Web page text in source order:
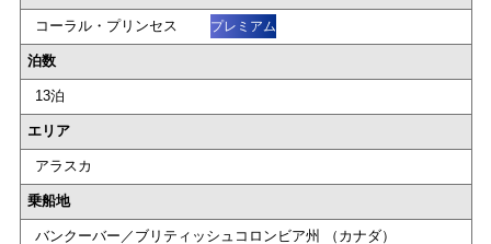
コーラル・プリンセス プレミアム
泊数
13泊
エリア
アラスカ
乗船地
バンクーバー／ブリティッシュコロンビア州 （カナダ）